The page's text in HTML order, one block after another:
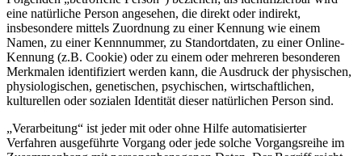
eine natürliche Person angesehen, die direkt oder indirekt,
insbesondere mittels Zuordnung zu einer Kennung wie einem
Namen, zu einer Kennnummer, zu Standortdaten, zu einer Online-
Kennung (z.B. Cookie) oder zu einem oder mehreren besonderen
Merkmalen identifiziert werden kann, die Ausdruck der physischen,
physiologischen, genetischen, psychischen, wirtschaftlichen,
kulturellen oder sozialen Identität dieser natürlichen Person sind.
„Verarbeitung“ ist jeder mit oder ohne Hilfe automatisierter
Verfahren ausgeführte Vorgang oder jede solche Vorgangsreihe im